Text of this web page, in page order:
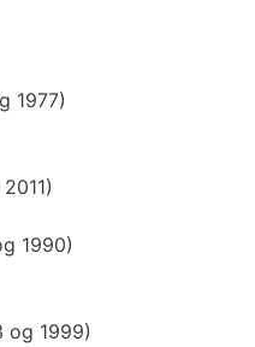
1977)
1990)
og 1999)